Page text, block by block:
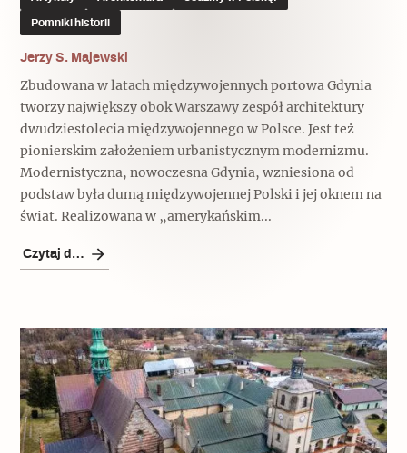
Archeologia
Popularne
Szyb pierwszej windy w Warszawie
Świat
Popularne
Pomniki historii
Jerzy S. Majewski
Zbudowana w latach międzywojennych portowa Gdynia
tworzy największy obok Warszawy zespół architektury
dwudziestolecia międzywojennego w Polsce. Jest też
pionierskim założeniem urbanistycznym modernizmu.
Modernistyczna, nowoczesna Gdynia, wzniesiona od
podstaw była dumą międzywojennej Polski i jej oknem na
świat. Realizowana w „amerykańskim...
Czytaj dalej